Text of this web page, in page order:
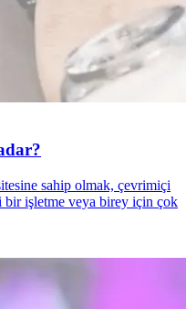
sahip olmak, çevrimiçi
bir işletme veya birey için çok